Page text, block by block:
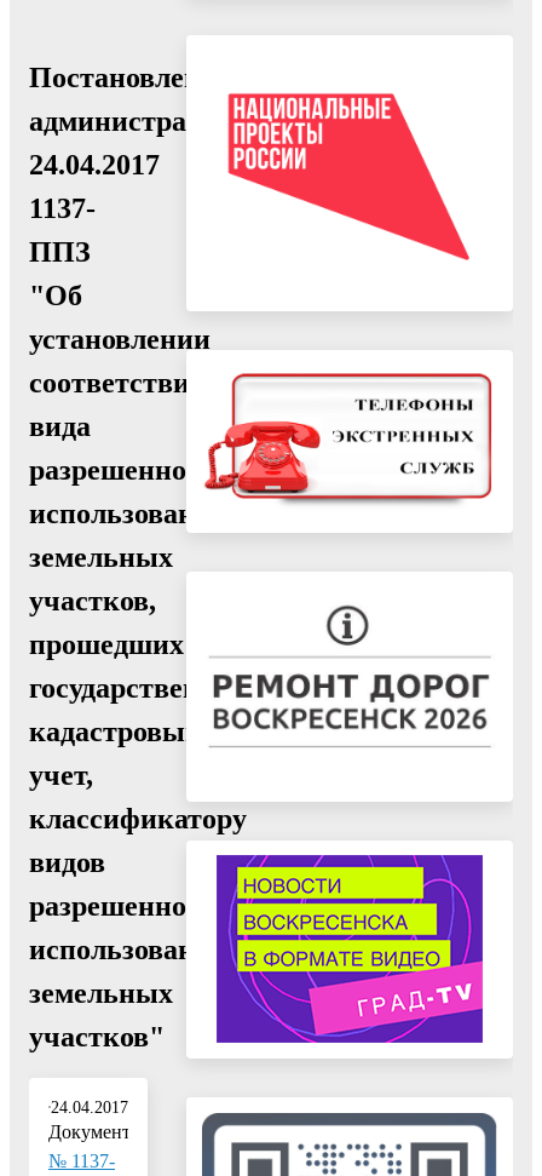
Постановление
администрации
24.04.2017
1137-
ППЗ
"Об
установлении
соответствия
вида
разрешенного
использования
земельных
участков,
прошедших
государственный
кадастровый
учет,
классификатору
видов
разрешенного
использования
земельных
участков"
24.04.2017
Документ:
№ 1137-